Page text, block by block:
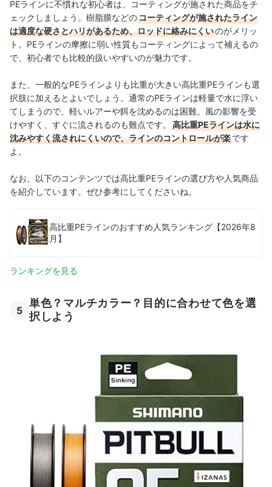
PEラインに不慣れな初心者は、コーティングが施された商品をチ
ェックしましょう。樹脂膜などのコーティングが施されたライン
は適度な硬さとハリがあるため、ロッドに絡みにくいのがメリッ
ト。PEラインの摩擦に弱い性質もコーティングによって補えるの
で、初心者でも比較的扱いやすいのが魅力です。
また、一般的なPEラインよりも比重が大きい高比重PEラインも選
択肢に加えるとよいでしょう。通常のPEラインは軽量で水に浮い
てしまうので、軽いルアーや餌を沈めるのは困難。風の影響を受
けやすく、すぐに流されるのも難点です。
高比重PEラインは水に
沈みやすく流されにくいので、ラインのコントロールが楽です
よ。
なお、以下のコンテンツでは高比重PEラインの選び方や人気商品
を紹介しています。ぜひ参考にしてくださいね。
高比重PEラインのおすすめ人気ランキング【2026年8
月】
ランキングを見る
5
単色？マルチカラー？目的に合わせて色を選
択しよう